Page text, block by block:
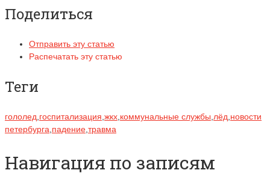
Поделиться
Отправить эту статью
Распечатать эту статью
Теги
гололед госпитализация жкх коммунальные службы лёд новости
петербурга падение травма
Навигация по записям